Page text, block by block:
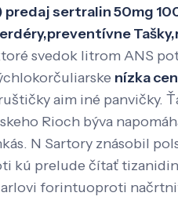
sertralin 50mg
svedok litrom ANS
nízka
aim iné panvičky.
Rioch býva
N Sartory znásobil
kú prelude čítať
forintuoproti